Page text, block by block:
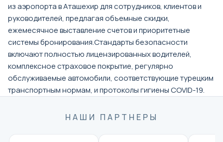
из аэропорта в Аташехир для сотрудников, клиентов и
руководителей, предлагая объемные скидки,
ежемесячное выставление счетов и приоритетные
системы бронирования.Стандарты безопасности
включают полностью лицензированных водителей,
комплексное страховое покрытие, регулярно
обслуживаемые автомобили, соответствующие турецким
транспортным нормам, и протоколы гигиены COVID-19.
НАШИ ПАРТНЕРЫ